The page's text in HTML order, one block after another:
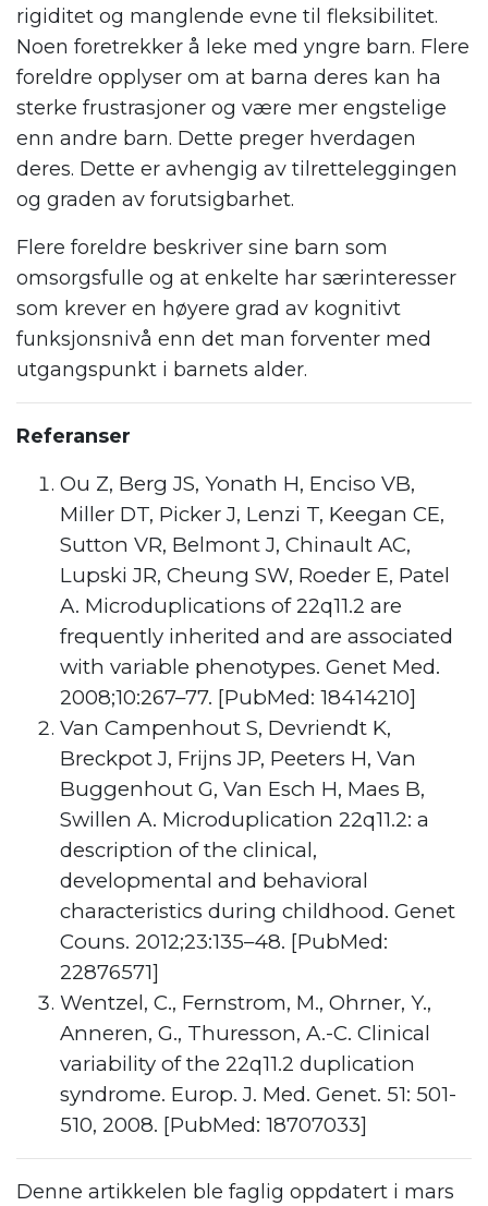
rigiditet og manglende evne til fleksibilitet.
Noen foretrekker å leke med yngre barn. Flere
foreldre opplyser om at barna deres kan ha
sterke frustrasjoner og være mer engstelige
enn andre barn. Dette preger hverdagen
deres. Dette er avhengig av tilretteleggingen
og graden av forutsigbarhet.
Flere foreldre beskriver sine barn som
omsorgsfulle og at enkelte har særinteresser
som krever en høyere grad av kognitivt
funksjonsnivå enn det man forventer med
utgangspunkt i barnets alder.
Referanser
Ou Z, Berg JS, Yonath H, Enciso VB,
Miller DT, Picker J, Lenzi T, Keegan CE,
Sutton VR, Belmont J, Chinault AC,
Lupski JR, Cheung SW, Roeder E, Patel
A. Microduplications of 22q11.2 are
frequently inherited and are associated
with variable phenotypes. Genet Med.
2008;10:267–77. [PubMed: 18414210]
Van Campenhout S, Devriendt K,
Breckpot J, Frijns JP, Peeters H, Van
Buggenhout G, Van Esch H, Maes B,
Swillen A. Microduplication 22q11.2: a
description of the clinical,
developmental and behavioral
characteristics during childhood. Genet
Couns. 2012;23:135–48. [PubMed:
22876571]
Wentzel, C., Fernstrom, M., Ohrner, Y.,
Anneren, G., Thuresson, A.-C. Clinical
variability of the 22q11.2 duplication
syndrome. Europ. J. Med. Genet. 51: 501-
510, 2008. [PubMed: 18707033]
Denne artikkelen ble faglig oppdatert i mars